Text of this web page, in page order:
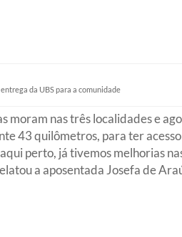
da UBS para a comunidade
nas três localidades e
43 quilômetros, para ter
perto, já tivemos melhorias
a aposentada Josefa de